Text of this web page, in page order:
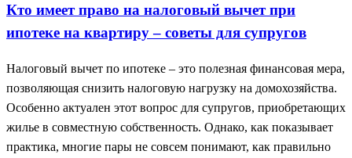
Кто имеет право на налоговый вычет при
ипотеке на квартиру – советы для супругов
Налоговый вычет по ипотеке – это полезная финансовая мера,
позволяющая снизить налоговую нагрузку на домохозяйства.
Особенно актуален этот вопрос для супругов, приобретающих
жилье в совместную собственность. Однако, как показывает
практика, многие пары не совсем понимают, как правильно